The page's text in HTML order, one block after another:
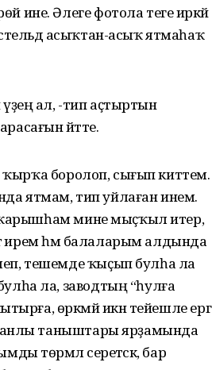
ине. Әлеге фотола теге иркәй
асыҡтан-асыҡ ятмаһаҡ
ал, -тип аҫтыртын
әйтте.
ҡырҡа боролоп, сығып киттем.
ятмам, тип уйлаған инем.
ҡарышһам мине мыҫҡыл итер,
тә ирем һәм балаларым алдында
тешемде ҡыҫып булһа ла
ла, заводтың “һулға
өркмәй икән тейешле ергә
һанлы таныштары ярҙамында
төрмәлә серетәсәк, бар